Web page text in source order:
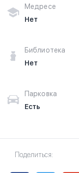
Медресе
Нет
Библиотека
Нет
Парковка
Есть
Поделиться: